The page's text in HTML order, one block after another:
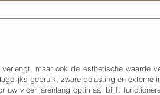
maar ook de esthetische waarde
gebruik, zware belasting en externe
vloer jarenlang optimaal blijft